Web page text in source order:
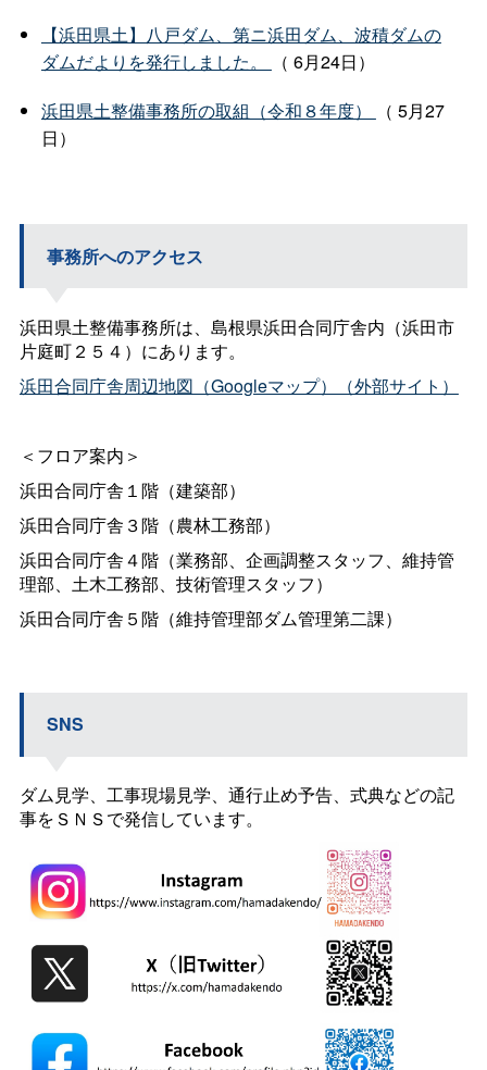
【浜田県土】八戸ダム、第ニ浜田ダム、波積ダムの
ダムだよりを発行しました。
（ 6月24日）
浜田県土整備事務所の取組（令和８年度）
（ 5月27
日）
事務所へのアクセス
浜田県土整備事務所は、島根県浜田合同庁舎内（浜田市
片庭町２５４）にあります。
浜田合同庁舎周辺地図（Googleマップ）（外部サイト）
＜フロア案内＞
浜田合同庁舎１階（建築部）
浜田合同庁舎３階（農林工務部）
浜田合同庁舎４階（業務部、企画調整スタッフ、維持管
理部、土木工務部、技術管理スタッフ）
浜田合同庁舎５階（維持管理部ダム管理第二課）
SNS
ダム見学、工事現場見学、通行止め予告、式典などの記
事をＳＮＳで発信しています。